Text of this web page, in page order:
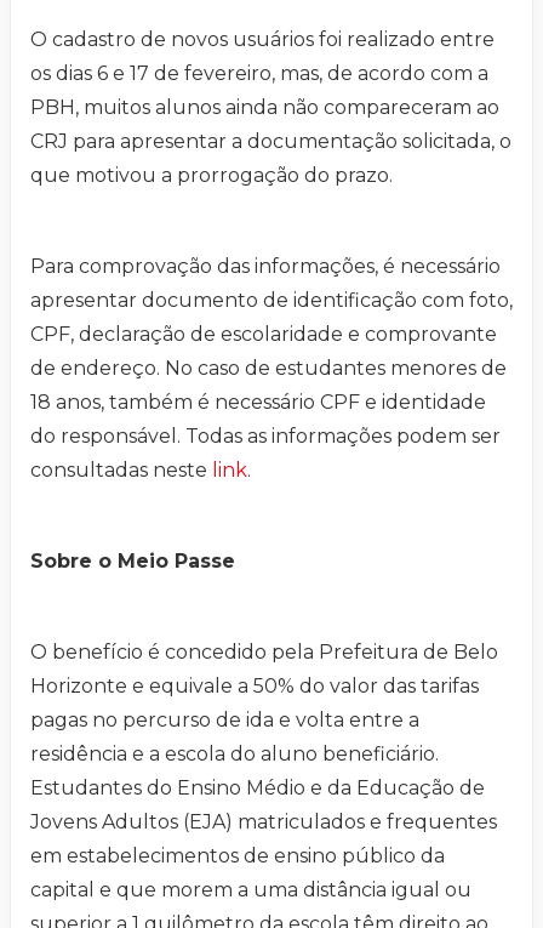
O cadastro de novos usuários foi realizado entre
os dias 6 e 17 de fevereiro, mas, de acordo com a
PBH, muitos alunos ainda não compareceram ao
CRJ para apresentar a documentação solicitada, o
que motivou a prorrogação do prazo.
Para comprovação das informações, é necessário
apresentar documento de identificação com foto,
CPF, declaração de escolaridade e comprovante
de endereço. No caso de estudantes menores de
18 anos, também é necessário CPF e identidade
do responsável. Todas as informações podem ser
consultadas neste link.
Sobre o Meio Passe
O benefício é concedido pela Prefeitura de Belo
Horizonte e equivale a 50% do valor das tarifas
pagas no percurso de ida e volta entre a
residência e a escola do aluno beneficiário.
Estudantes do Ensino Médio e da Educação de
Jovens Adultos (EJA) matriculados e frequentes
em estabelecimentos de ensino público da
capital e que morem a uma distância igual ou
superior a 1 quilômetro da escola têm direito ao